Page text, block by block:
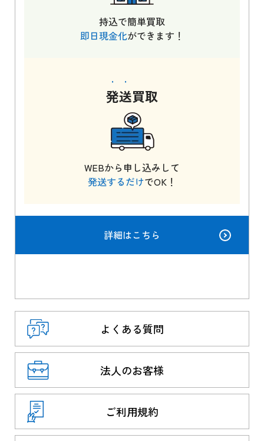
持込で簡単買取
即日現金化ができます！
発送買取
WEBから申し込みして
発送するだけでOK！
詳細はこちら
よくある質問
法人のお客様
ご利用規約